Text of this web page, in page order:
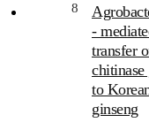
8
-
transfer
chitinase
to
ginseng